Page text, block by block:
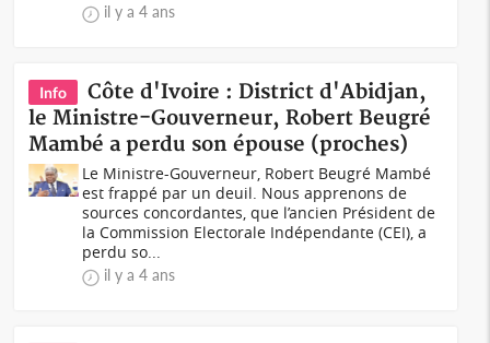
il y a 4 ans
Info
Côte d'Ivoire : District d'Abidjan,
le Ministre-Gouverneur, Robert Beugré
Mambé a perdu son épouse (proches)
Le Ministre-Gouverneur, Robert Beugré Mambé
est frappé par un deuil. Nous apprenons de
sources concordantes, que l’ancien Président de
la Commission Electorale Indépendante (CEI), a
perdu so...
il y a 4 ans